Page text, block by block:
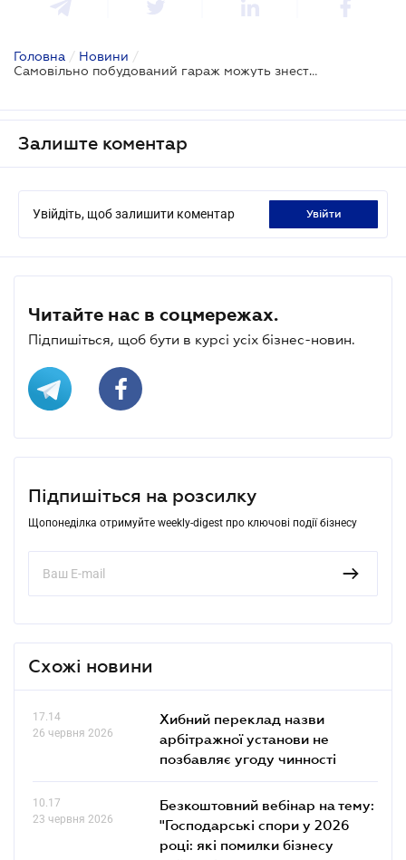
Головна / Новини /
Самовільно побудований гараж можуть знести тільки після видачі припису: рішення ВС
Залиште коментар
Увійдіть, щоб залишити коментар увійти
Читайте нас в соцмережах.
Підпишіться, щоб бути в курсі усіх бізнес-новин.
Підпишіться на розсилку
Щопонеділка отримуйте weekly-digest про ключові події бізнесу
Схожі новини
17.14
26 червня 2026
Хибний переклад назви
арбітражної установи не
позбавляє угоду чинності
10.17
23 червня 2026
Безкоштовний вебінар на тему:
"Господарські спори у 2026
році: які помилки бізнесу